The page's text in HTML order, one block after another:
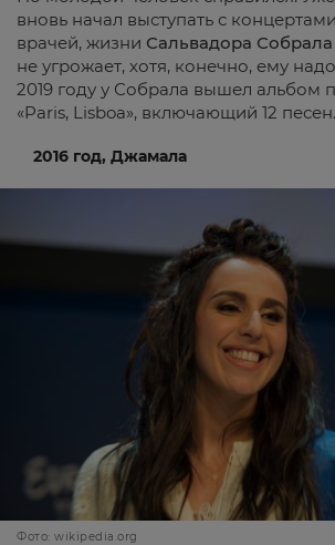
вновь начал выступать с
врачей, жизни Сальвадора Собрала
не угрожает, хотя, конечно, ему
2019 году у Собрала вышел альбом
«Paris, Lisboa», включающий 12 песен.
2016 год, Джамала
Фото: wikipedia.org